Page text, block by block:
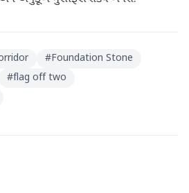
#Foundation Stone
#flag off two